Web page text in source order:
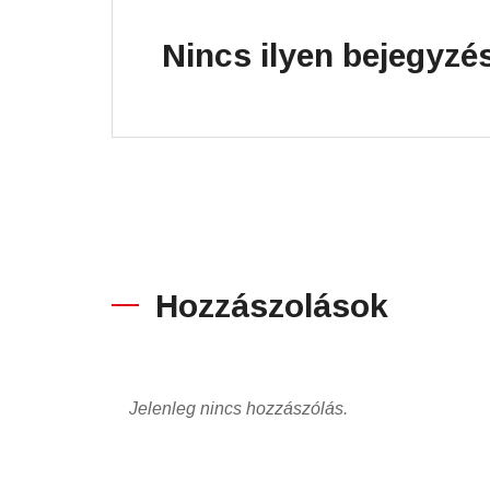
Nincs ilyen
Hozzászolások
Jelenleg nincs hozzászólás.